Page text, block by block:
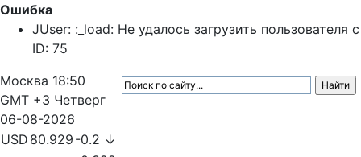
Ошибка
JUser: :_load: Не удалось загрузить пользователя с
ID: 75
Москва 18:50
GMT +3 Четверг
06-08-2026
USD 80.929 -0.2 ↓